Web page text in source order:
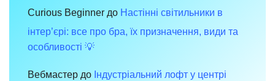
Curious Beginner до Настінні світильники в
інтер’єрі: все про бра, їх призначення, види та
особливості 💡
Вебмастер до Індустріальний лофт у центрі